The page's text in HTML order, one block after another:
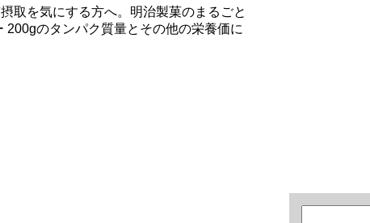
取を気にする方へ。明治製菓のまるごと
200gのタンパク質量とその他の栄養価に